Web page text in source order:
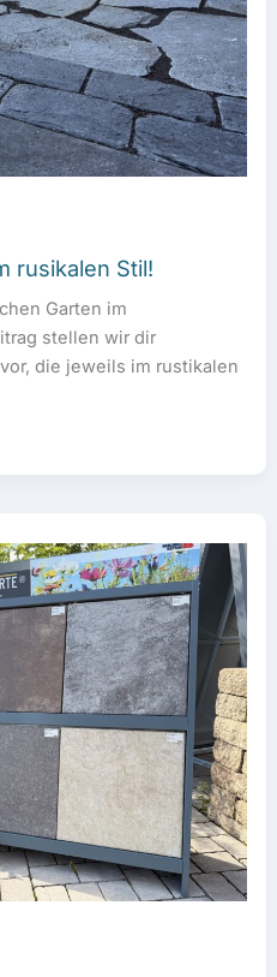
rusikalen Stil!
Garten im
stellen wir dir
die jeweils im rustikalen